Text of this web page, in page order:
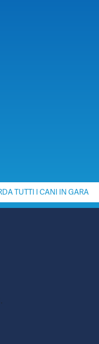
TUTTI I CANI IN GARA